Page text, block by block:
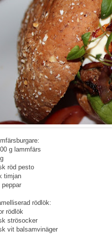
g lammfärs
röd pesto
timjan
rödlök:
rödlök
strösocker
vit balsamvinäger